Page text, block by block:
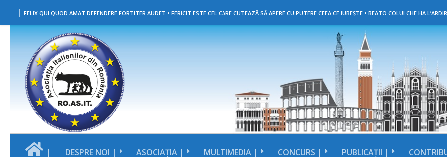
Skip to content
| FELIX QUI QUOD AMAT DEFENDERE FORTITER AUDET • FERICIT ESTE CEL CARE CUTEAZĂ SĂ APERE CU PUTERE CEEA CE IUBEȘTE • BEATO COLUI CHE HA
| DESPRE NOI | ASOCIAȚIA | MULTIMEDIA | CONCURS | PUBLICAȚII |